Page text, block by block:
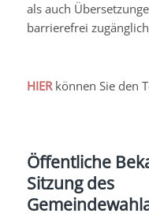
als auch
barrierefrei
HIERkönnen Sie den
Öffentliche
Sitzung des